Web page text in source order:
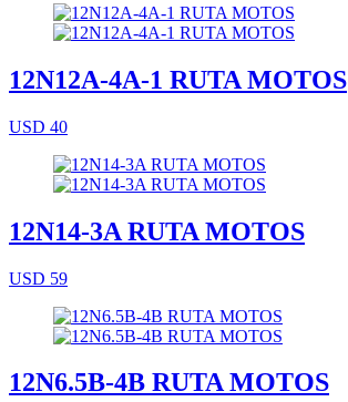
12N12A-4A-1 RUTA MOTOS
USD 40
12N14-3A RUTA MOTOS
USD 59
12N6.5B-4B RUTA MOTOS